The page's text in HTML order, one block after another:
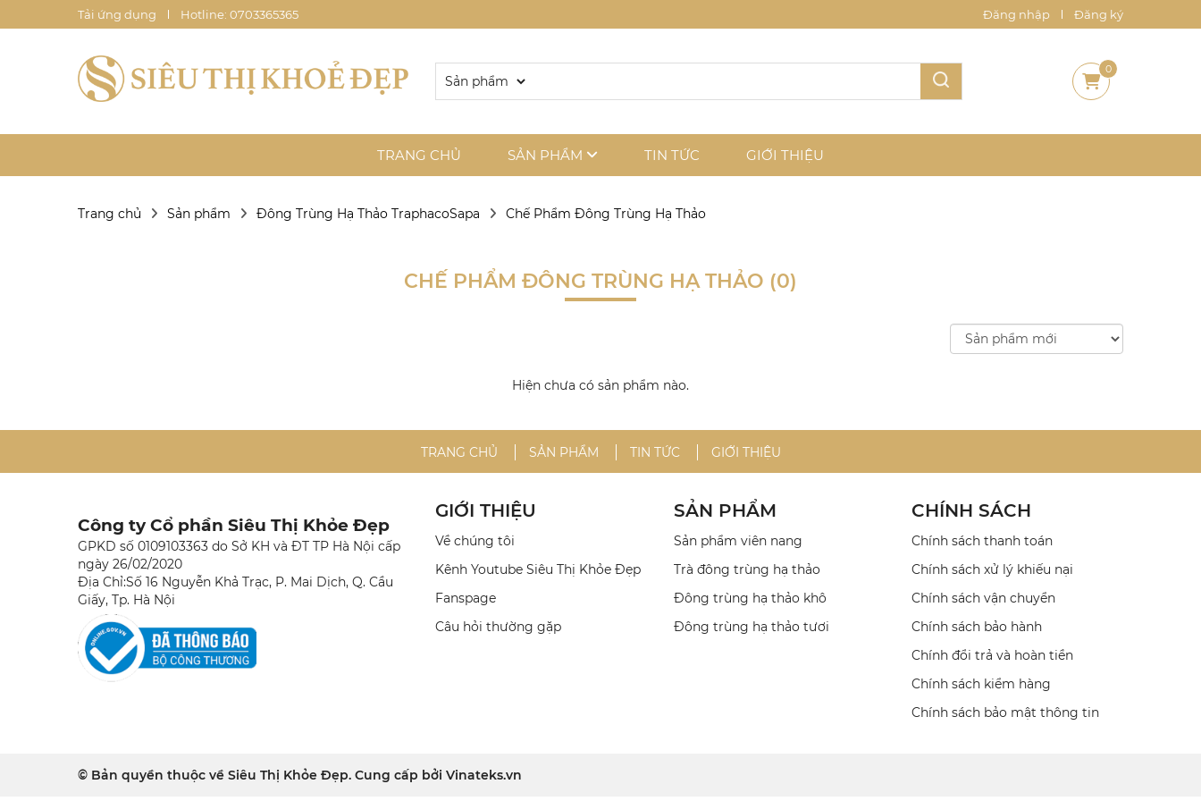
Tải ứng dụng Hotline: 0703365365 Đăng nhập Đăng ký
0
TRANG CHỦ SẢN PHẨM TIN TỨC GIỚI THIỆU
Trang chủ Sản phẩm Đông Trùng Hạ Thảo TraphacoSapa Chế Phẩm Đông Trùng Hạ Thảo
CHẾ PHẨM ĐÔNG TRÙNG HẠ THẢO (0)
Hiện chưa có sản phẩm nào.
TRANG CHỦ SẢN PHẨM TIN TỨC GIỚI THIỆU
Công ty Cổ phần Siêu Thị Khỏe Đẹp
GPKD số 0109103363 do Sở KH và ĐT TP Hà Nội cấp
ngày 26/02/2020
Địa Chỉ:Số 16 Nguyễn Khả Trạc, P. Mai Dịch, Q. Cầu
Giấy, Tp. Hà Nội
GIỚI THIỆU
Về chúng tôi
Kênh Youtube Siêu Thị Khỏe Đẹp
Fanspage
Câu hỏi thường gặp
SẢN PHẨM
Sản phẩm viên nang
Trà đông trùng hạ thảo
Đông trùng hạ thảo khô
Đông trùng hạ thảo tươi
CHÍNH SÁCH
Chính sách thanh toán
Chính sách xử lý khiếu nại
Chính sách vận chuyển
Chính sách bảo hành
Chính đổi trả và hoàn tiền
Chính sách kiểm hàng
Chính sách bảo mật thông tin
© Bản quyền thuộc về Siêu Thị Khỏe Đẹp. Cung cấp bởi Vinateks.vn